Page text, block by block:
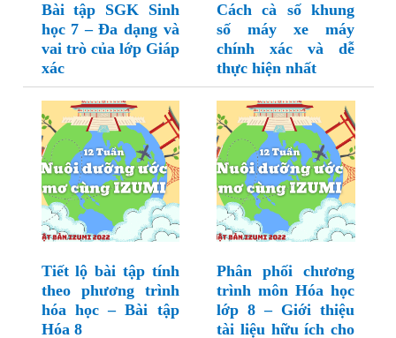
Bài tập SGK Sinh
học 7 – Đa dạng và
vai trò của lớp Giáp
xác
Cách cà số khung
số máy xe máy
chính xác và dễ
thực hiện nhất
Tiết lộ bài tập tính
theo phương trình
hóa học – Bài tập
Hóa 8
Phân phối chương
trình môn Hóa học
lớp 8 – Giới thiệu
tài liệu hữu ích cho